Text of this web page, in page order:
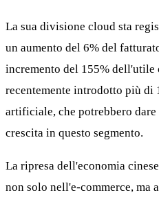
La sua divisione cloud sta
un aumento del 6% del
incremento del 155%
recentemente introdotto più
artificiale, che potrebbero
crescita in questo segmento.
La ripresa dell'economia
non solo nell'e-commerce, ma